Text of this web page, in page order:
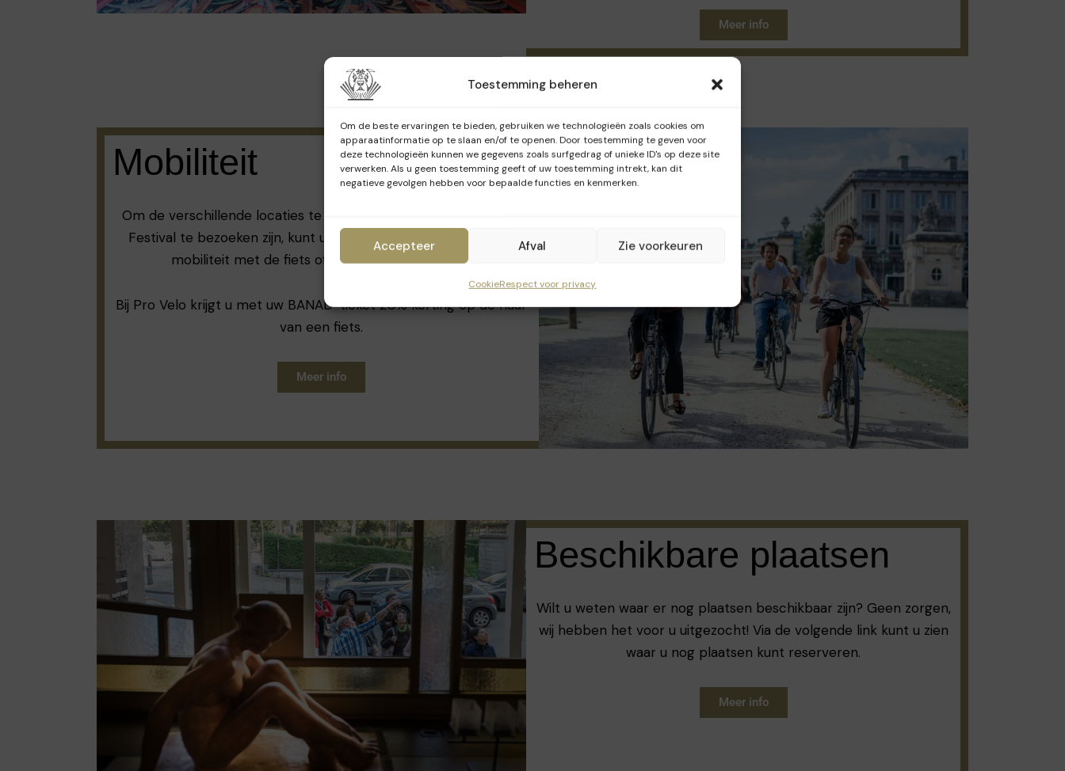
Toestemming beheren
Om de beste ervaringen te bieden, gebruiken we technologieën zoals cookies om
apparaatinformatie op te slaan en/of te openen. Door toestemming te geven voor
deze technologieën kunnen we gegevens zoals surfgedrag of unieke ID's op deze site
verwerken. Als u geen toestemming geeft of uw toestemming intrekt, kan dit
negatieve gevolgen hebben voor bepaalde functies en kenmerken.
Accepteer Afval Zie voorkeuren
CookieRespect voor privacy
Meer info
Mobiliteit
Om de verschillende locaties te bereiken die tijdens het BANAD
Festival te bezoeken zijn, kunt u het beste kiezen voor zachte
mobiliteit met de fiets of het openbaar vervoer.
Bij Pro Velo krijgt u met uw BANAD-ticket 20% korting op de huur
van een fiets.
Meer info
Beschikbare plaatsen
Wilt u weten waar er nog plaatsen beschikbaar zijn? Geen zorgen,
wij hebben het voor u uitgezocht! Via de volgende link kunt u zien
waar u nog plaatsen kunt reserveren.
Meer info